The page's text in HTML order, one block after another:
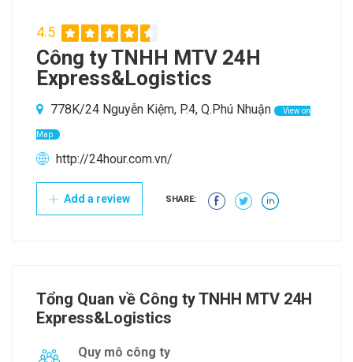
4.5
Công ty TNHH MTV 24H
Express&Logistics
778K/24 Nguyễn Kiệm, P.4, Q.Phú Nhuận View on
Map
http://24hour.com.vn/
Add a review SHARE:
Tổng Quan về Công ty TNHH MTV 24H
Express&Logistics
Quy mô công ty